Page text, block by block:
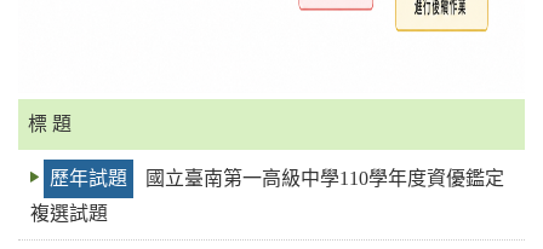
標 題
歷年試題
國立臺南第一高級中學110學年度資優鑑定
複選試題